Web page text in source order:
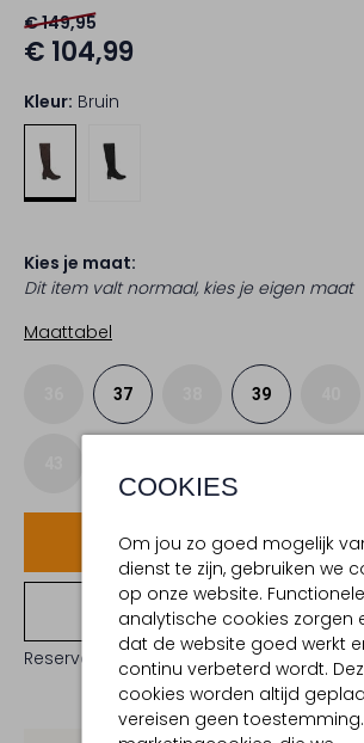
COOKIES
Om jou zo goed mogelijk
dienst te zijn, gebruiken we
op onze website.
analytische cookies zorgen
dat de website goed werkt
continu verbeterd wordt.
cookies worden altijd
vereisen geen
€ 149,95
€ 104,99
Kleur: Bruin
Kies je maat:
Dit item valt normaal, kies je eigen maat
Maattabel
37 39
Voeg toe
Bekijk winkelvoorraad
Reserveer direct in een van onze 19